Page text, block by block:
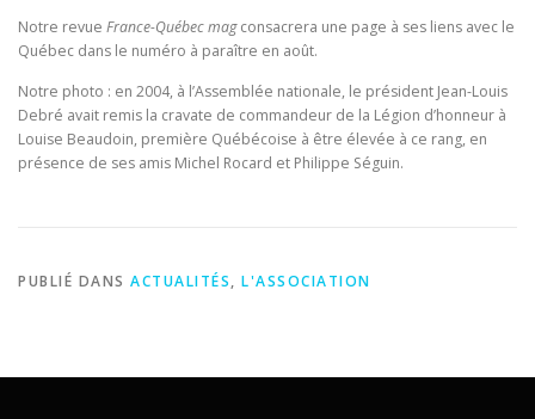
Notre revue France-Québec magconsacrera une page à ses liens avec le
Québec dans le numéro à paraître en août.
Notre photo : en 2004, à l’Assemblée nationale, le président Jean-Louis
Debré avait remis la cravate de commandeur de la Légion d’honneur à
Louise Beaudoin, première Québécoise à être élevée à ce rang, en
présence de ses amis Michel Rocard et Philippe Séguin.
PUBLIÉ DANS ACTUALITÉS, L'ASSOCIATION